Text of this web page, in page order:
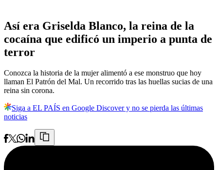
Así era Griselda Blanco, la reina de la
cocaína que edificó un imperio a punta de
terror
Conozca la historia de la mujer alimentó a ese monstruo que hoy
llaman El Patrón del Mal. Un recorrido tras las huellas sucias de una
reina sin corona.
Siga a EL PAÍS en Google Discover y no se pierda las últimas
noticias